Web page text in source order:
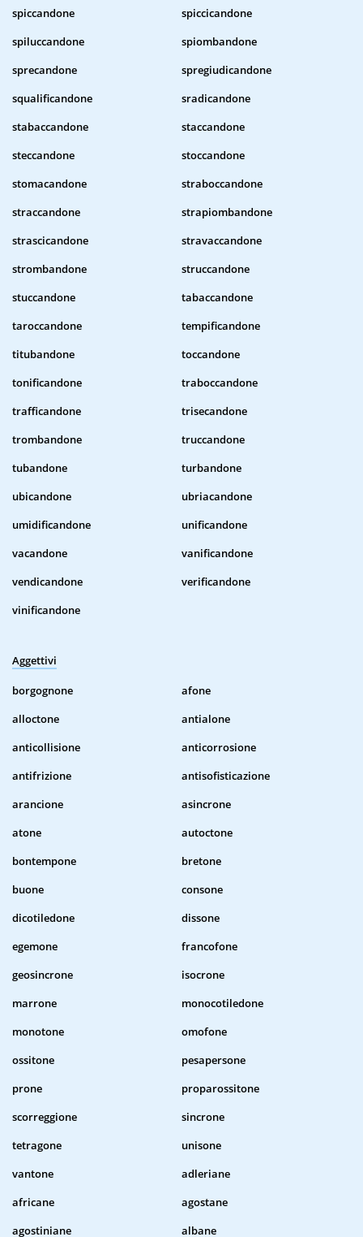
spiccandone
spiccicandone
spiluccandone
spiombandone
sprecandone
spregiudicandone
squalificandone
sradicandone
stabaccandone
staccandone
steccandone
stoccandone
stomacandone
straboccandone
straccandone
strapiombandone
strascicandone
stravaccandone
strombandone
struccandone
stuccandone
tabaccandone
taroccandone
tempificandone
titubandone
toccandone
tonificandone
traboccandone
trafficandone
trisecandone
trombandone
truccandone
tubandone
turbandone
ubicandone
ubriacandone
umidificandone
unificandone
vacandone
vanificandone
vendicandone
verificandone
vinificandone
Aggettivi
borgognone
afone
alloctone
antialone
anticollisione
anticorrosione
antifrizione
antisofisticazione
arancione
asincrone
atone
autoctone
bontempone
bretone
buone
consone
dicotiledone
dissone
egemone
francofone
geosincrone
isocrone
marrone
monocotiledone
monotone
omofone
ossitone
pesapersone
prone
proparossitone
scorreggione
sincrone
tetragone
unisone
vantone
adleriane
africane
agostane
agostiniane
albane